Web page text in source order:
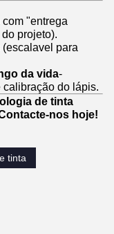
"entrega
projeto).
para
da vida-
do lápis.
de tinta
nos hoje!
tinta